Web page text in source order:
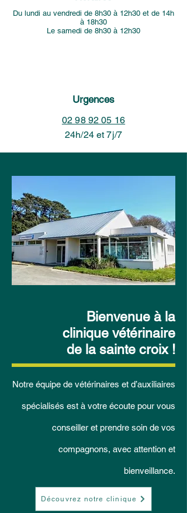
Du lundi au vendredi de 8h30 à 12h30 et de 14h
à 18h30
Le samedi de 8h30 à 12h30
Urgences
02 98 92 05 16
24h/24 et 7j/7
Bienvenue à la
clinique vétérinaire
de la sainte croix !
Notre équipe de vétérinaires et d’auxiliaires
spécialisés est à votre écoute pour vous
conseiller et prendre soin de vos
compagnons, avec attention et
bienveillance.
Découvrez notre clinique